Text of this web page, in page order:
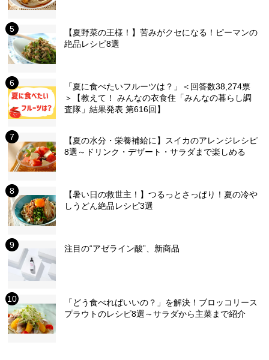
【夏野菜の王様！】苦みがクセになる！ピーマンの
絶品レシピ8選
「夏に食べたいフルーツは？」＜回答数38,274票
＞【教えて！ みんなの衣食住「みんなの暮らし調
査隊」結果発表 第616回】
【夏の水分・栄養補給に】スイカのアレンジレシピ
8選～ドリンク・デザート・サラダまで楽しめる
【暑い日の救世主！】つるっとさっぱり！夏の冷や
しうどん絶品レシピ3選
注目の“アゼライン酸”、新商品
「どう食べればいいの？」を解決！ブロッコリース
プラウトのレシピ8選～サラダから主菜まで紹介